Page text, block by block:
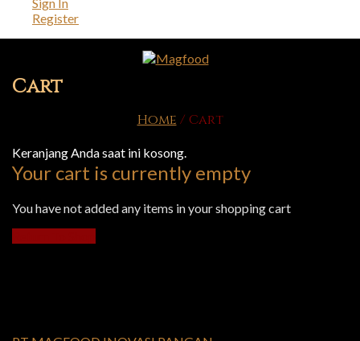
Register
Cart
Home / Cart
Keranjang Anda saat ini kosong.
Your cart is currently empty
You have not added any items in your shopping cart